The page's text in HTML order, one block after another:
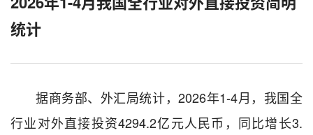
统计
据商务部、外汇局统计，2026年1-4月 ，我国全
行业对外直接投资4294.2亿元人民币， 同比增长3.